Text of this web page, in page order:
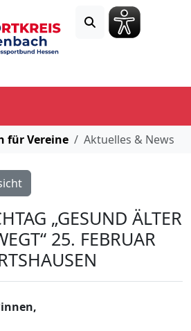
für Vereine Aktuelles & News
„GESUND ÄLTER
25. FEBRUAR